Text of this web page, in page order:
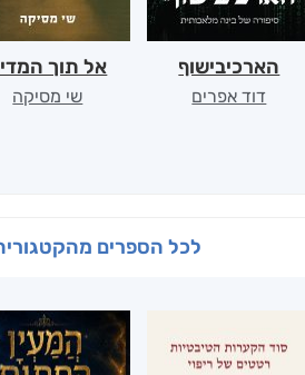
הארכיבישוף
דוד אפרים
אל תוך
שי מסיקה
לכל הספרים